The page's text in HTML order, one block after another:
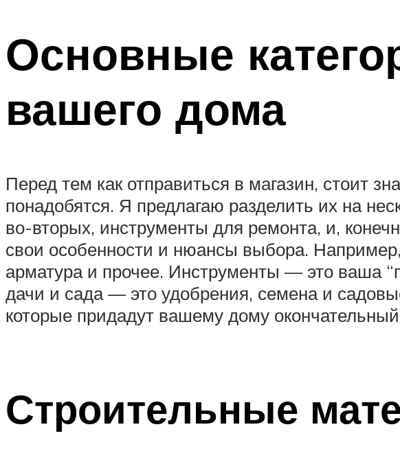
Основные
вашего дома
Перед тем как отправиться в магазин, стоит
понадобятся. Я предлагаю разделить их на
во-вторых, инструменты для ремонта, и,
свои особенности и нюансы выбора.
арматура и прочее. Инструменты — это ваша
дачи и сада — это удобрения, семена и
которые придадут вашему дому
Строительные